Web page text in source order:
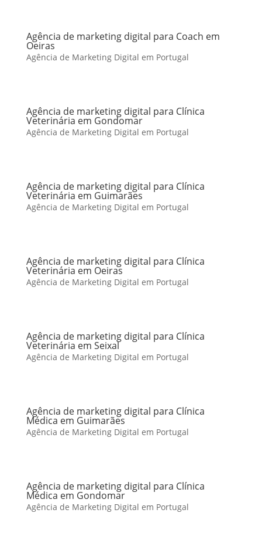
Agência de marketing digital para Coach em
Oeiras
Agência de Marketing Digital em Portugal
Agência de marketing digital para Clínica
Veterinária em Gondomar
Agência de Marketing Digital em Portugal
Agência de marketing digital para Clínica
Veterinária em Guimarães
Agência de Marketing Digital em Portugal
Agência de marketing digital para Clínica
Veterinária em Oeiras
Agência de Marketing Digital em Portugal
Agência de marketing digital para Clínica
Veterinária em Seixal
Agência de Marketing Digital em Portugal
Agência de marketing digital para Clínica
Médica em Guimarães
Agência de Marketing Digital em Portugal
Agência de marketing digital para Clínica
Médica em Gondomar
Agência de Marketing Digital em Portugal